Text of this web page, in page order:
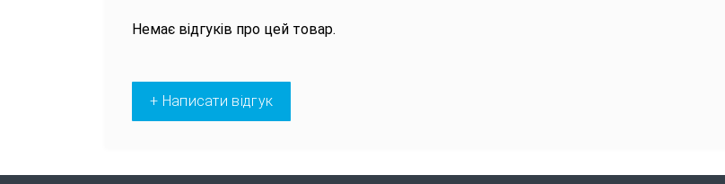
Немає відгуків про цей товар.
+ Написати відгук